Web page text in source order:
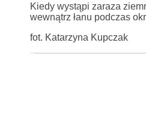
Kiedy wystąpi zaraza
wewnątrz łanu podczas
fot. Katarzyna Kupczak